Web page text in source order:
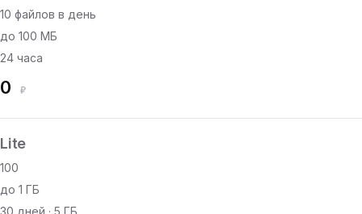
10 файлов в день
до 100 МБ
24 часа
0 ₽
Lite
100
до 1 ГБ
30 дней · 5 ГБ